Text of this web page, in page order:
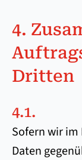
4.
Dritten
4.1.
Sofern wir im
Daten